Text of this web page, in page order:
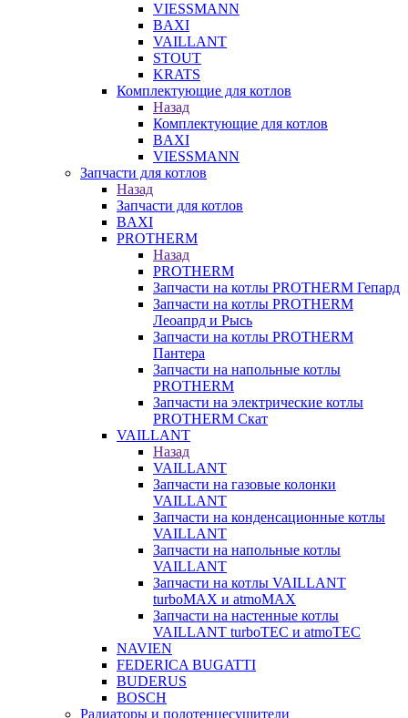
VIESSMANN
BAXI
VAILLANT
STOUT
KRATS
Комплектующие для котлов
Назад
Комплектующие для котлов
BAXI
VIESSMANN
Запчасти для котлов
Назад
Запчасти для котлов
BAXI
PROTHERM
Назад
PROTHERM
Запчасти на котлы PROTHERM Гепард
Запчасти на котлы PROTHERM
Леоапрд и Рысь
Запчасти на котлы PROTHERM
Пантера
Запчасти на напольные котлы
PROTHERM
Запчасти на электрические котлы
PROTHERM Скат
VAILLANT
Назад
VAILLANT
Запчасти на газовые колонки
VAILLANT
Запчасти на конденсационные котлы
VAILLANT
Запчасти на напольные котлы
VAILLANT
Запчасти на котлы VAILLANT
turboMAX и atmoMAX
Запчасти на настенные котлы
VAILLANT turboTEC и atmoTEC
NAVIEN
FEDERICA BUGATTI
BUDERUS
BOSCH
Радиаторы и полотенцесушители